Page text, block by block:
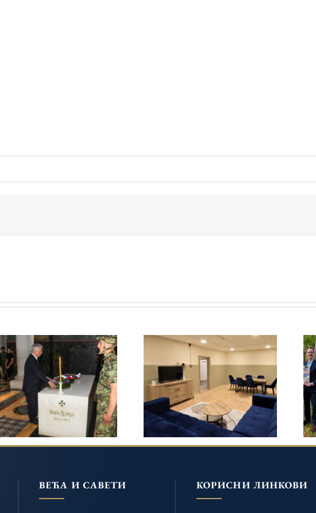
КРАЉЕВСКА ПОРОДИЦА
ОДАЛА ПОЧАСТ
КАРАЂОРЂУ НА
ОПЛЕНЦУ НА 209.
ГОДИШЊИЦУ СМРТИ
ПРИНЦЕЗА КАТАРИНА
И ЛАЈФЛАЈН ЧИКАГО
НАСТАВИЛИ ОБНОВУ
ДЕЧЈЕГ ДОМА У
БАЊАЛУЦИ
ВЕЋА И САВЕТИ КОРИСНИ ЛИНКОВИ